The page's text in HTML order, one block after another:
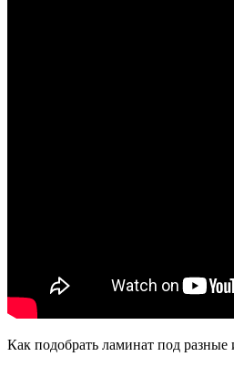
Как подобрать ламинат под разные